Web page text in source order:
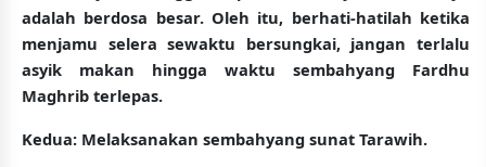
adalah berdosa besar. Oleh itu, berhati-hatilah ketika
menjamu selera sewaktu bersungkai, jangan terlalu
asyik makan hingga waktu sembahyang Fardhu
Maghrib terlepas.
Kedua: Melaksanakan sembahyang sunat Tarawih.